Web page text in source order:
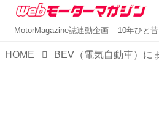
MotorMagazine誌連動企画 10年ひと昔
HOME